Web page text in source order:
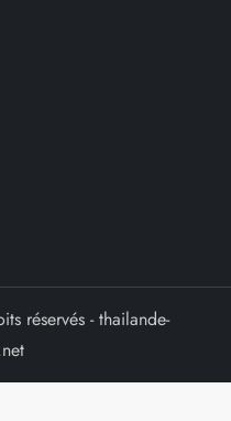
réservés - thailande-